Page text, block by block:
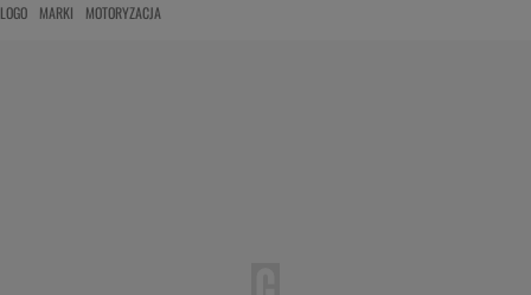
LOGO MARKI MOTORYZACJA